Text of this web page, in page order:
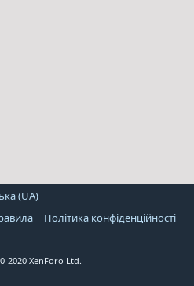
(UA)
Політика конфіденційності
2020 XenForo Ltd.